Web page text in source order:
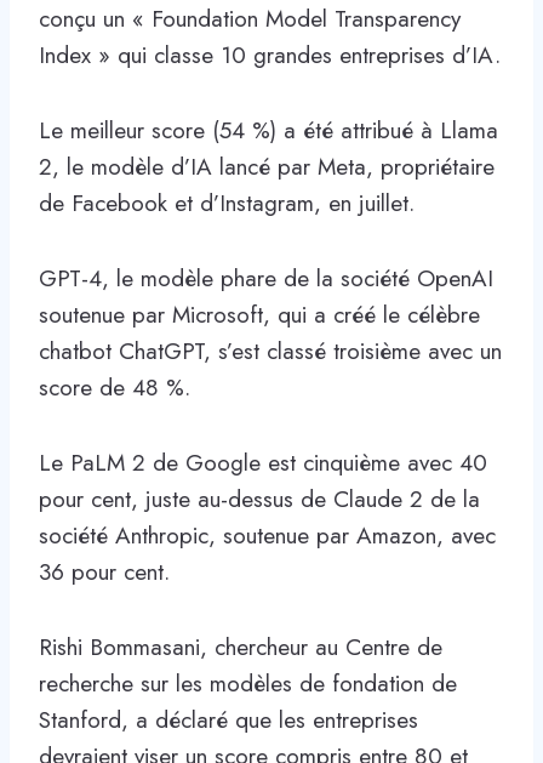
conçu un « Foundation Model Transparency
Index » qui classe 10 grandes entreprises d’IA.
Le meilleur score (54 %) a été attribué à Llama
2, le modèle d’IA lancé par Meta, propriétaire
de Facebook et d’Instagram, en juillet.
GPT-4, le modèle phare de la société OpenAI
soutenue par Microsoft, qui a créé le célèbre
chatbot ChatGPT, s’est classé troisième avec un
score de 48 %.
Le PaLM 2 de Google est cinquième avec 40
pour cent, juste au-dessus de Claude 2 de la
société Anthropic, soutenue par Amazon, avec
36 pour cent.
Rishi Bommasani, chercheur au Centre de
recherche sur les modèles de fondation de
Stanford, a déclaré que les entreprises
devraient viser un score compris entre 80 et